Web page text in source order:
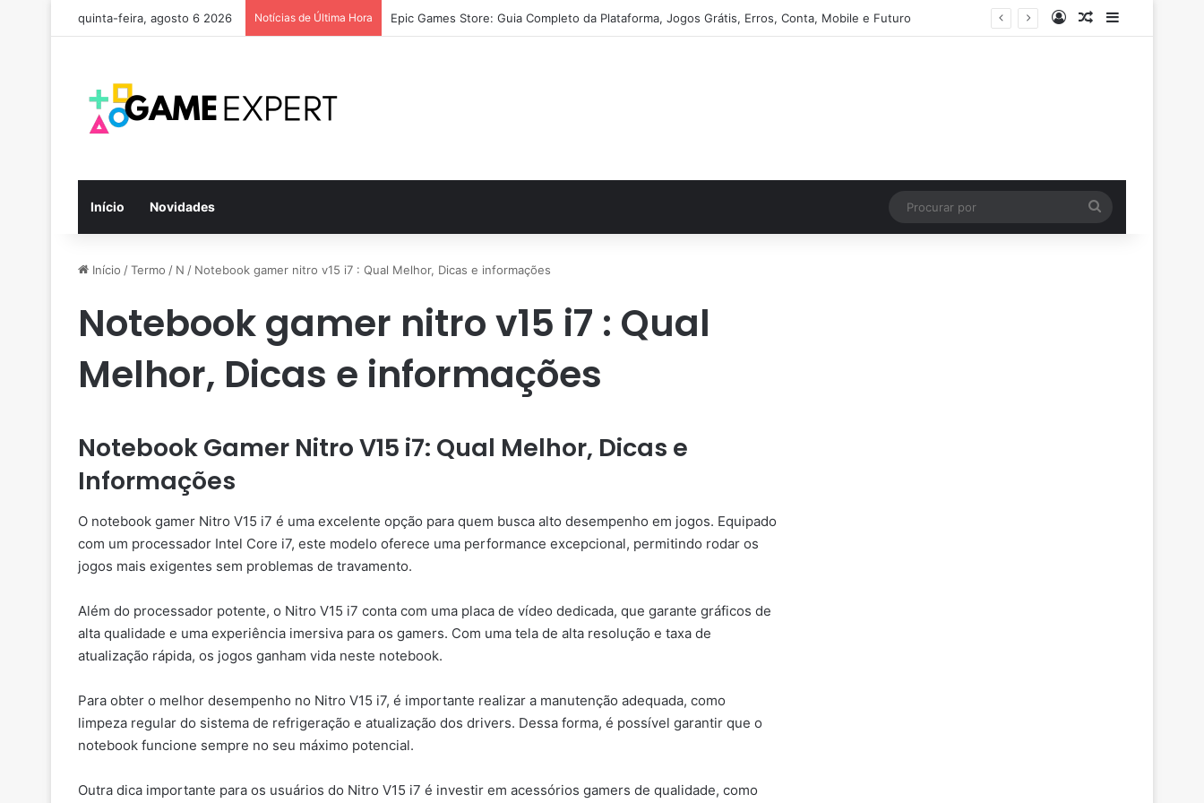
quinta-feira, agosto 6 2026 Notícias de Última Hora Epic Games Store: Guia Completo da Plataforma, Jogos Grátis, Erros, Conta, Mobile e Futuro EntrarArtigo aleatório
Barra Lateral
Início Novidades
por
Início /Termo / N / Notebook gamer nitro v15 i7 : Qual Melhor, Dicas e informações
Notebook gamer nitro v15 i7 : Qual
Melhor, Dicas e informações
Notebook Gamer Nitro V15 i7: Qual Melhor, Dicas e
Informações
O notebook gamer Nitro V15 i7 é uma excelente opção para quem busca alto desempenho em jogos. Equipado
com um processador Intel Core i7, este modelo oferece uma performance excepcional, permitindo rodar os
jogos mais exigentes sem problemas de travamento.
Além do processador potente, o Nitro V15 i7 conta com uma placa de vídeo dedicada, que garante gráficos de
alta qualidade e uma experiência imersiva para os gamers. Com uma tela de alta resolução e taxa de
atualização rápida, os jogos ganham vida neste notebook.
Para obter o melhor desempenho no Nitro V15 i7, é importante realizar a manutenção adequada, como
limpeza regular do sistema de refrigeração e atualização dos drivers. Dessa forma, é possível garantir que o
notebook funcione sempre no seu máximo potencial.
Outra dica importante para os usuários do Nitro V15 i7 é investir em acessórios gamers de qualidade, como